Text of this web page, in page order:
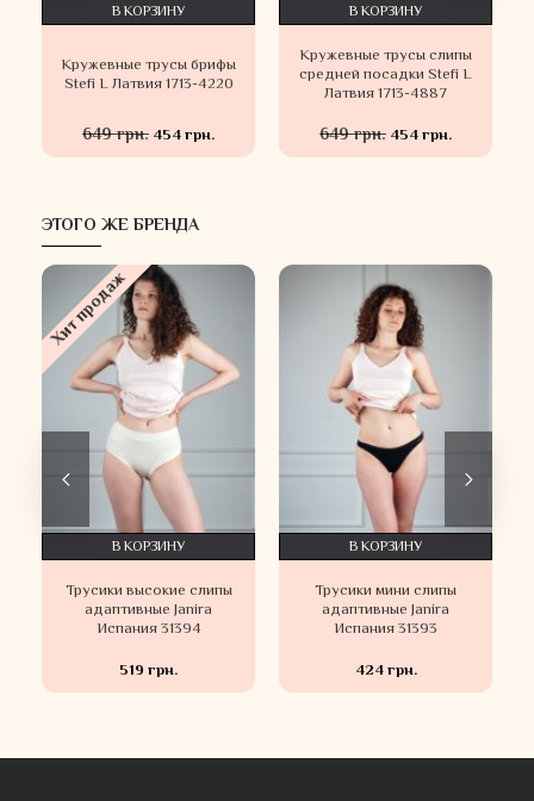
Кружевные трусы брифы
Stefi L Латвия 1713-4220
649 грн. 454 грн.
В КОРЗИНУ
Кружевные трусы слипы
средней посадки Stefi L
Латвия 1713-4887
649 грн. 454 грн.
В КОРЗИНУ
ЭТОГО ЖЕ БРЕНДА
Хит продаж
Трусики высокие слипы
адаптивные Janira
Испания 31394
519 грн.
В КОРЗИНУ
Трусики мини слипы
адаптивные Janira
Испания 31393
424 грн.
В КОРЗИНУ